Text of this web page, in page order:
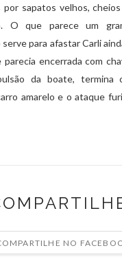
sapatos velhos,
O que parece um
para afastar Carli
parecia encerrada com
da boate, termina
amarelo e o ataque
NO